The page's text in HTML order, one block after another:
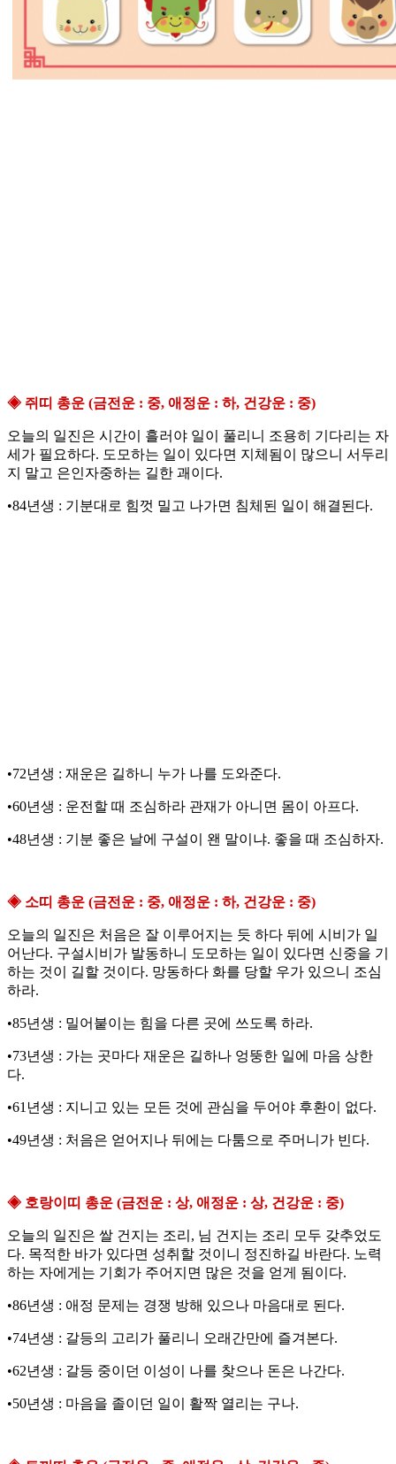
◈ 쥐띠 총운 (금전운 : 중, 애정운 : 하, 건강운 : 중)
오늘의 일진은 시간이 흘러야 일이 풀리니 조용히 기다리는 자
세가 필요하다. 도모하는 일이 있다면 지체됨이 많으니 서두리
지 말고 은인자중하는 길한 괘이다.
•84년생 : 기분대로 힘껏 밀고 나가면 침체된 일이 해결된다.
•72년생 : 재운은 길하니 누가 나를 도와준다.
•60년생 : 운전할 때 조심하라 관재가 아니면 몸이 아프다.
•48년생 : 기분 좋은 날에 구설이 왠 말이냐. 좋을 때 조심하자.
◈ 소띠 총운 (금전운 : 중, 애정운 : 하, 건강운 : 중)
오늘의 일진은 처음은 잘 이루어지는 듯 하다 뒤에 시비가 일
어난다. 구설시비가 발동하니 도모하는 일이 있다면 신중을 기
하는 것이 길할 것이다. 망동하다 화를 당할 우가 있으니 조심
하라.
•85년생 : 밀어붙이는 힘을 다른 곳에 쓰도록 하라.
•73년생 : 가는 곳마다 재운은 길하나 엉뚱한 일에 마음 상한
다.
•61년생 : 지니고 있는 모든 것에 관심을 두어야 후환이 없다.
•49년생 : 처음은 얻어지나 뒤에는 다툼으로 주머니가 빈다.
◈ 호랑이띠 총운 (금전운 : 상, 애정운 : 상, 건강운 : 중)
오늘의 일진은 쌀 건지는 조리, 님 건지는 조리 모두 갖추었도
다. 목적한 바가 있다면 성취할 것이니 정진하길 바란다. 노력
하는 자에게는 기회가 주어지면 많은 것을 얻게 됨이다.
•86년생 : 애정 문제는 경쟁 방해 있으나 마음대로 된다.
•74년생 : 갈등의 고리가 풀리니 오래간만에 즐겨본다.
•62년생 : 갈등 중이던 이성이 나를 찾으나 돈은 나간다.
•50년생 : 마음을 졸이던 일이 활짝 열리는 구나.